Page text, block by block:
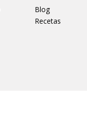
Blog
Recetas